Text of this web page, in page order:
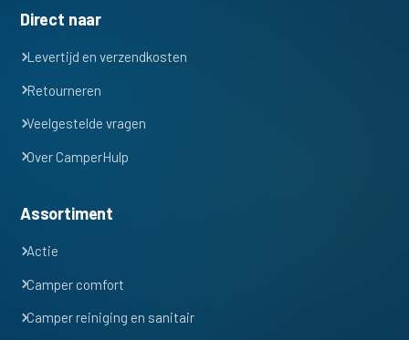
Direct naar
Levertijd en verzendkosten
Retourneren
Veelgestelde vragen
Over CamperHulp
Assortiment
Actie
Camper comfort
Camper reiniging en sanitair